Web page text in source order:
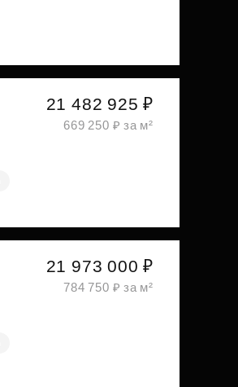
21 482 925 ₽
669 250 ₽ за м²
21 973 000 ₽
784 750 ₽ за м²